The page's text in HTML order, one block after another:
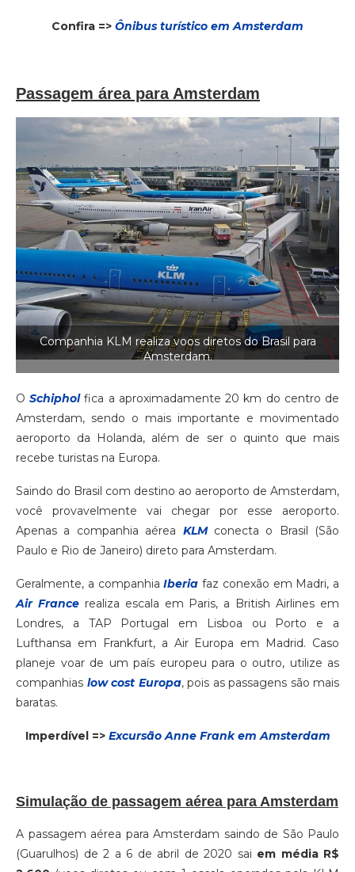
Confira => Ônibus turístico em Amsterdam
Passagem área para Amsterdam
Companhia KLM realiza voos diretos do Brasil para
Amsterdam.
OSchipholfica a aproximadamente 20 km do centro de
Amsterdam, sendo o mais importante e movimentado
aeroporto da Holanda, além de ser o quinto que mais
recebe turistas na Europa.
Saindo do Brasil com destino ao aeroporto de Amsterdam,
você provavelmente vai chegar por esse aeroporto.
Apenas a companhia aérea KLMconecta o Brasil (São
Paulo e Rio de Janeiro) direto para Amsterdam.
Geralmente, a companhiaIberia faz conexão em Madri, a
Air Francerealiza escala em Paris, a British Airlines em
Londres, a TAP Portugal em Lisboa ou Porto e a
Lufthansa em Frankfurt, a Air Europa em Madrid. Caso
planeje voar de um país europeu para o outro, utilize as
companhias low cost Europa, pois as passagens são mais
baratas.
Imperdível => Excursão Anne Frank em Amsterdam
Simulação de passagem aérea para Amsterdam
A passagem aérea para Amsterdam saindo de São Paulo
(Guarulhos) de 2 a 6 de abril de 2020 sai em média R$